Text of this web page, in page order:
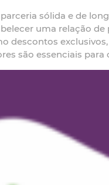
sólida e de
uma relação
descontos
são essenciais